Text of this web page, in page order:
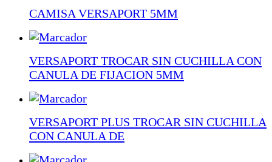
CAMISA VERSAPORT 5MM
VERSAPORT TROCAR SIN CUCHILLA CON
CANULA DE FIJACION 5MM
VERSAPORT PLUS TROCAR SIN CUCHILLA
CON CANULA DE